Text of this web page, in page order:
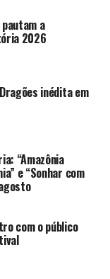
a
2026
inédita em
“Amazônia
e “Sonhar com
com o público